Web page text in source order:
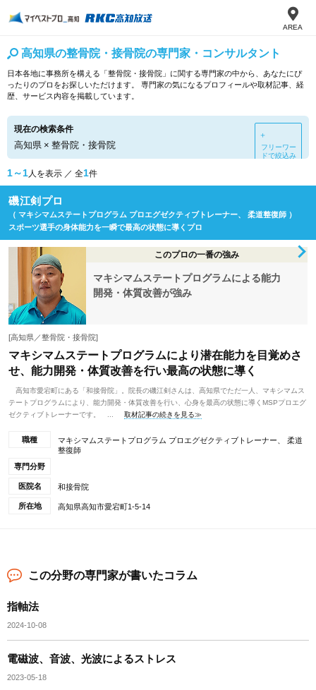
AREA
高知県の整骨院・接骨院の専門家・コンサルタント
日本各地に事務所を構える「整骨院・接骨院」に関する専門家の中から、あなたにぴ
ったりのプロをお探しいただけます。 専門家の気になるプロフィールや取材記事、経
歴、サービス内容を掲載しています。
現在の検索条件
高知県 × 整骨院・接骨院
＋
フリーワー
ドで絞込み
1～1人を表示 ／ 全1件
磯江剣プロ
（ マキシマムステートプログラム プロエグゼクティブトレーナー、 柔道整復師 ）
スポーツ選手の身体能力を一瞬で最高の状態に導くプロ
このプロの一番の強み
マキシマムステートプログラムによる能力
開発・体質改善が強み
[高知県／整骨院・接骨院]
マキシマムステートプログラムにより潜在能力を目覚めさ
せ、能力開発・体質改善を行い最高の状態に導く
高知市愛宕町にある「和接骨院」。院長の磯江剣さんは、高知県でただ一人、マキシマムス
テートプログラムにより、能力開発・体質改善を行い、心身を最高の状態に導くMSPプロエグ
ゼクティブトレーナーです。 ...
取材記事の続きを見る≫
職種
マキシマムステートプログラム プロエグゼクティブトレーナー、 柔道
整復師
専門分野
医院名 和接骨院
所在地 高知県高知市愛宕町1-5-14
この分野の専門家が書いたコラム
指軸法
2024-10-08
電磁波、音波、光波によるストレス
2023-05-18